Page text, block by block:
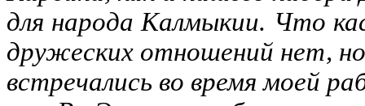
для народа Калмыкии. Что
дружеских отношений нет,
встречались во время моей